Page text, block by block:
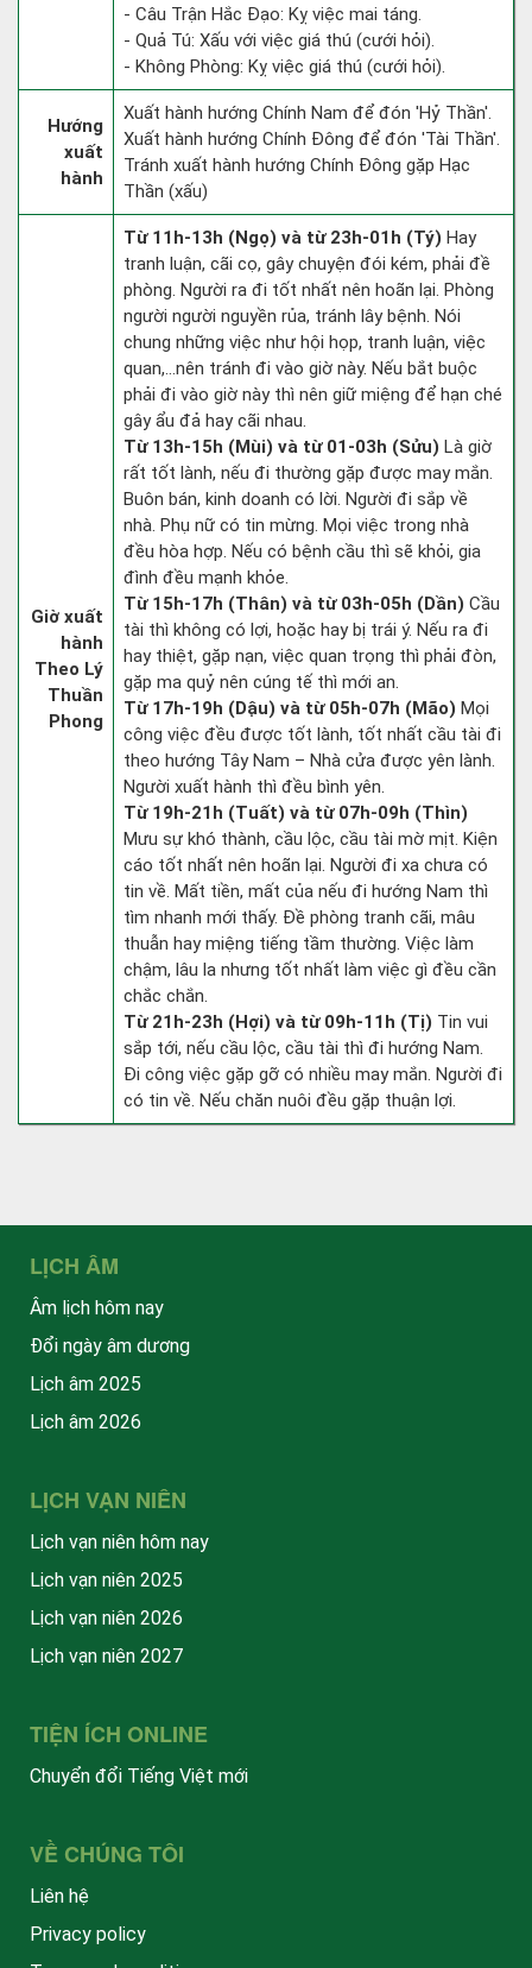
- Câu Trận Hắc Đạo: Kỵ việc mai táng.
- Quả Tú: Xấu với việc giá thú (cưới hỏi).
- Không Phòng: Kỵ việc giá thú (cưới hỏi).
Hướng
xuất
hành
Xuất hành hướng Chính Nam để đón 'Hỷ Thần'.
Xuất hành hướng Chính Đông để đón 'Tài Thần'.
Tránh xuất hành hướng Chính Đông gặp Hạc
Thần (xấu)
Giờ xuất
hành
Theo Lý
Thuần
Phong
Từ 11h-13h (Ngọ) và từ 23h-01h (Tý) Hay
tranh luận, cãi cọ, gây chuyện đói kém, phải đề
phòng. Người ra đi tốt nhất nên hoãn lại. Phòng
người người nguyền rủa, tránh lây bệnh. Nói
chung những việc như hội họp, tranh luận, việc
quan,…nên tránh đi vào giờ này. Nếu bắt buộc
phải đi vào giờ này thì nên giữ miệng để hạn ché
gây ẩu đả hay cãi nhau.
Từ 13h-15h (Mùi) và từ 01-03h (Sửu) Là giờ
rất tốt lành, nếu đi thường gặp được may mắn.
Buôn bán, kinh doanh có lời. Người đi sắp về
nhà. Phụ nữ có tin mừng. Mọi việc trong nhà
đều hòa hợp. Nếu có bệnh cầu thì sẽ khỏi, gia
đình đều mạnh khỏe.
Từ 15h-17h (Thân) và từ 03h-05h (Dần) Cầu
tài thì không có lợi, hoặc hay bị trái ý. Nếu ra đi
hay thiệt, gặp nạn, việc quan trọng thì phải đòn,
gặp ma quỷ nên cúng tế thì mới an.
Từ 17h-19h (Dậu) và từ 05h-07h (Mão) Mọi
công việc đều được tốt lành, tốt nhất cầu tài đi
theo hướng Tây Nam – Nhà cửa được yên lành.
Người xuất hành thì đều bình yên.
Từ 19h-21h (Tuất) và từ 07h-09h (Thìn)
Mưu sự khó thành, cầu lộc, cầu tài mờ mịt. Kiện
cáo tốt nhất nên hoãn lại. Người đi xa chưa có
tin về. Mất tiền, mất của nếu đi hướng Nam thì
tìm nhanh mới thấy. Đề phòng tranh cãi, mâu
thuẫn hay miệng tiếng tầm thường. Việc làm
chậm, lâu la nhưng tốt nhất làm việc gì đều cần
chắc chắn.
Từ 21h-23h (Hợi) và từ 09h-11h (Tị) Tin vui
sắp tới, nếu cầu lộc, cầu tài thì đi hướng Nam.
Đi công việc gặp gỡ có nhiều may mắn. Người đi
có tin về. Nếu chăn nuôi đều gặp thuận lợi.
LỊCH ÂM
Âm lịch hôm nay
Đổi ngày âm dương
Lịch âm 2025
Lịch âm 2026
LỊCH VẠN NIÊN
Lịch vạn niên hôm nay
Lịch vạn niên 2025
Lịch vạn niên 2026
Lịch vạn niên 2027
TIỆN ÍCH ONLINE
Chuyển đổi Tiếng Việt mới
VỀ CHÚNG TÔI
Liên hệ
Privacy policy